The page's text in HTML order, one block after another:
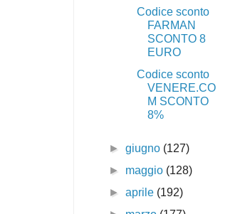
Codice sconto
FARMAN
SCONTO 8
EURO
Codice sconto
VENERE.CO
M SCONTO
8%
►giugno (127)
► maggio (128)
►aprile (192)